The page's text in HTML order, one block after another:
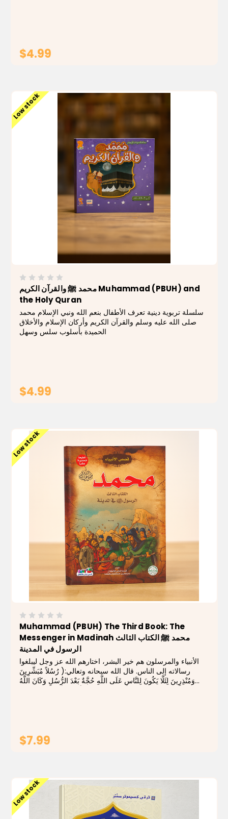
$4.99
Low stock
محمد ﷺ والقرآن الكريم Muhammad (PBUH) and
the Holy Quran
سلسلة تربوية دينية تعرف الأطفال بنعم الله ونبي الإسلام محمد
صلى الله عليه وسلم والقرآن الكريم وأركان الإسلام والأخلاق
الحميدة بأسلوب سلس وسهل
$4.99
Low stock
Muhammad (PBUH) The Third Book: The
Messenger in Madinah محمد ﷺ الكتاب الثالث
الرسول في المدينة
الأنبياء والمرسلون هم خير البشر، اختارهم الله عز وجل ليبلغوا
رسالاته إلى الناس. قال الله سبحانه وتعالي:( رُسُلاً مُبَشِّرِينَ
وَمُنْذِرِينَ لِئَلَّا يَكُونَ لِلنَّاسِ عَلَى اللَّهِ حُجَّةٌ بَعْدَ الرُّسُلِ وَكَانَ اللَّهُ
$7.99
Low stock